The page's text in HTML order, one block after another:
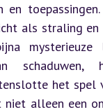
en
als straling en
mysterieuze
schaduwen,
het spel
niet alleen een